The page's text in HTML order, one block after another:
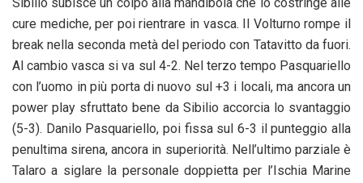
cure mediche, per poi rientrare in vasca. Il Volturno rompe il
break nella seconda metà del periodo con Tatavitto da fuori.
Al cambio vasca si va sul 4-2. Nel terzo tempo Pasquariello
con l’uomo in più porta di nuovo sul +3 i locali, ma ancora un
power play sfruttato bene da Sibilio accorcia lo svantaggio
(5-3). Danilo Pasquariello, poi fissa sul 6-3 il punteggio alla
penultima sirena, ancora in superiorità. Nell’ultimo parziale è
Talaro a siglare la personale doppietta per l’Ischia Marine